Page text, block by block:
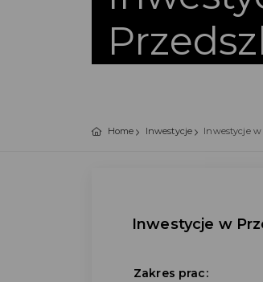
Home Inwestycje Inwestycje
Inwestycje w
Zakres prac: